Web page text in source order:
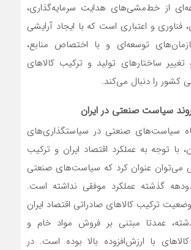
از خط‌مشی‌‌‌های هدایت سرمایه‌گذاری،
فناوری و اعتباری است که با ایجاد آرایشی
توسعه‌‌‌ای و با اختصاص منابع،
ساختارهای تولید و ترکیب کالاهای
کشور را دنبال می‌کند.
سیاست صنعتی در ایران
سیاست‌‌‌های صنعتی در سیاستگذاری‌‌‌های
با توجه به عملکرد اقتصاد ایران و ترکیب
می‌‌‌توان عنوان کرد که سیاست‌‌‌های صنعتی
گذشته عملکرد موفقی نداشته است.
وضعیت ترکیب کالاهای صادراتی اقتصاد ایران
عمدتا مبتنی بر فروش مواد خام و
با ارزش‌افزوده بالا بوده است. در